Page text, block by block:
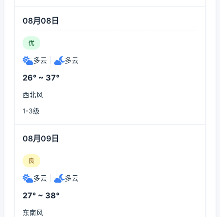
08月08日
优
多云 多云
26° ~ 37°
西北风
1-3级
08月09日
良
多云 多云
27° ~ 38°
东南风